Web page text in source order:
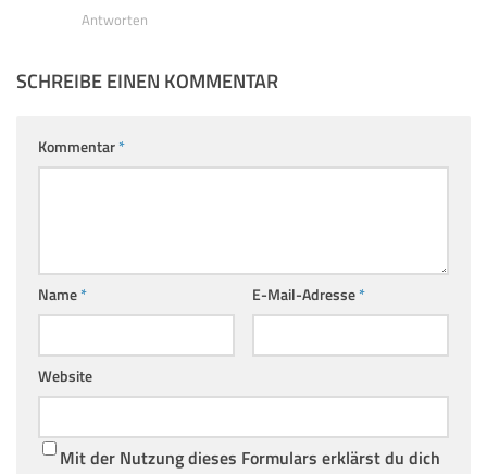
Antworten
SCHREIBE EINEN KOMMENTAR
Kommentar*
Name* E-Mail-Adresse*
Website
Mit der Nutzung dieses Formulars erklärst du dich